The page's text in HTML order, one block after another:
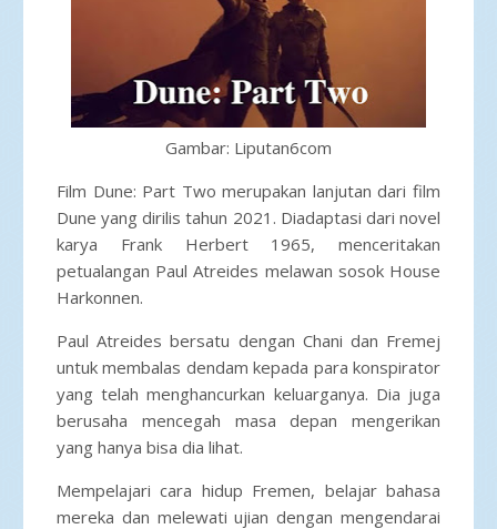
Gambar: Liputan6com
Film Dune: Part Two merupakan lanjutan dari film
Dune yang dirilis tahun 2021. Diadaptasi dari novel
karya Frank Herbert 1965, menceritakan
petualangan Paul Atreides melawan sosok House
Harkonnen.
Paul Atreides bersatu dengan Chani dan Fremej
untuk membalas dendam kepada para konspirator
yang telah menghancurkan keluarganya. Dia juga
berusaha mencegah masa depan mengerikan
yang hanya bisa dia lihat.
Mempelajari cara hidup Fremen, belajar bahasa
mereka dan melewati ujian dengan mengendarai